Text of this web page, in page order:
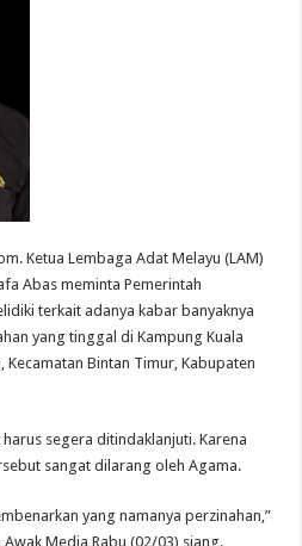
Ketua Lembaga Adat Melayu (LAM)
Abas meminta Pemerintah
terkait adanya kabar banyaknya
yang tinggal di Kampung Kuala
Kecamatan Bintan Timur, Kabupaten
segera ditindaklanjuti. Karena
sangat dilarang oleh Agama.
yang namanya perzinahan,”
Media Rabu (02/03) siang.